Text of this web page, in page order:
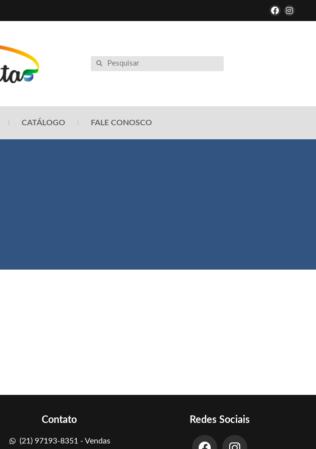
CATÁLOGO FALE CONOSCO
Contato
(21) 97193-8351 - Vendas
Redes Sociais